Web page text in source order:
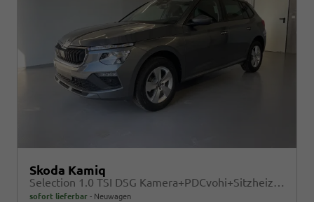
Skoda Kamiq
Selection 1.0 TSI DSG Kamera+PDCvohi+Sitzheizung+AppConnect+Sunset+Alu16
sofort lieferbar Neuwagen